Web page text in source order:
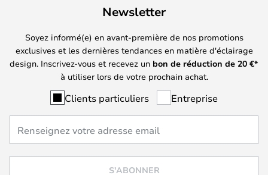
Newsletter
Soyez informé(e) en avant-première de nos promotions
exclusives et les dernières tendances en matière d'éclairage
design. Inscrivez-vous et recevez un bon de réduction de 20 €*
à utiliser lors de votre prochain achat.
Clients particuliers Entreprise
S'ABONNER